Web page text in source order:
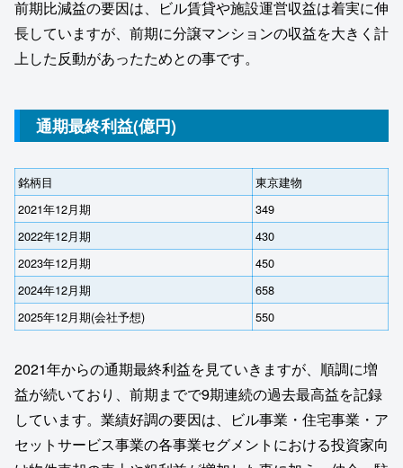
前期比減益の要因は、ビル賃貸や施設運営収益は着実に伸
長していますが、前期に分譲マンションの収益を大きく計
上した反動があったためとの事です。
通期最終利益(億円)
銘柄目
東京建物
2021年12月期
349
2022年12月期
430
2023年12月期
450
2024年12月期
658
2025年12月期(会社予想)
550
2021年からの通期最終利益を見ていきますが、順調に増
益が続いており、前期までで9期連続の過去最高益を記録
しています。業績好調の要因は、ビル事業・住宅事業・ア
セットサービス事業の各事業セグメントにおける投資家向